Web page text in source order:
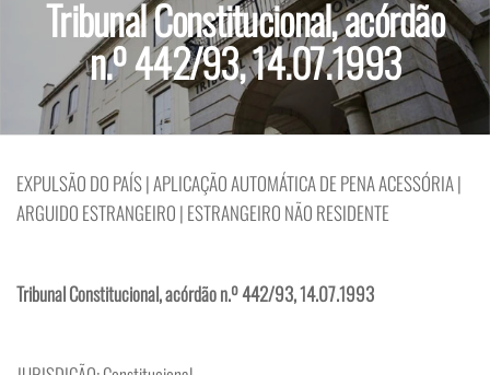
Tribunal Constitucional, acórdão
n.º 442/93, 14.07.1993
EXPULSÃO DO PAÍS | APLICAÇÃO AUTOMÁTICA DE PENA ACESSÓRIA |
ARGUIDO ESTRANGEIRO | ESTRANGEIRO NÃO RESIDENTE
Tribunal Constitucional, acórdão n.º 442/93, 14.07.1993